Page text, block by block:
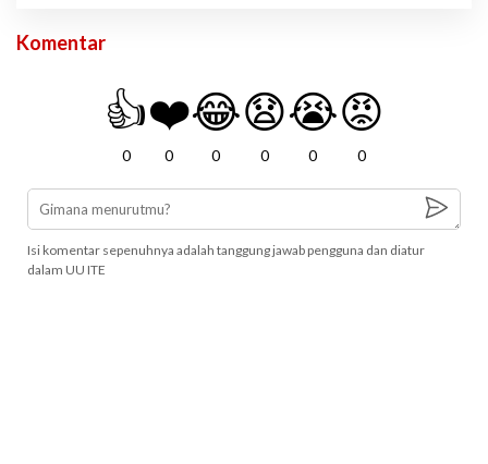
Komentar
👍
0
❤️
0
😂
0
😧
0
😭
0
😡
0
Isi komentar sepenuhnya adalah tanggung jawab pengguna dan diatur
dalam UU ITE